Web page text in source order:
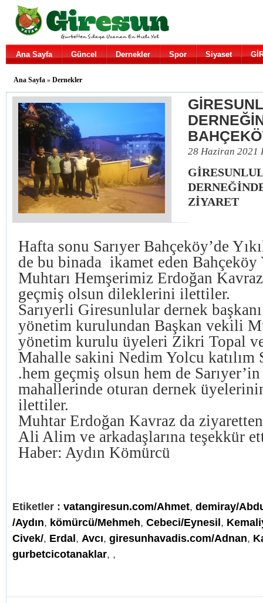
Ana Sayfa Güncel Dernekler Spor Siyaset
Ana Sayfa » Dernekler
28 Haziran 2021
ZİYARET
Hafta sonu Sarıyer Bahçeköy’de
de bu binada ikamet eden Bahçeköy
Muhtarı Hemşerimiz Erdoğan
geçmiş olsun dileklerini ilettiler.
Sarıyerli Giresunlular dernek
yönetim kurulundan Başkan vekili
yönetim kurulu üyeleri Zikri Topal
Mahalle sakini Nedim Yolcu katılım
.hem geçmiş olsun hem de
mahallerinde oturan dernek
ilettiler.
Muhtar Erdoğan Kavraz da
Ali Alim ve arkadaşlarına teşekkür
Haber: Aydın Kömürcü
Etiketler : vatangiresun.com/Ahmet, demiray/
/Aydın, kömürcü/Mehmeh, Cebeci/Eynesil,
Civek/, Erdal, Avcı, giresunhavadis.com/Adnan,
gurbetcicotanaklar, ,